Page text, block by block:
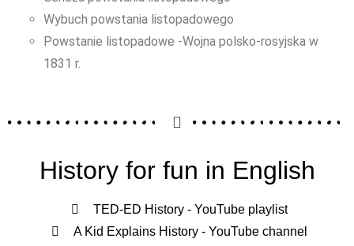
Wybuch powstania listopadowego
Powstanie listopadowe -Wojna polsko-rosyjska w
1831 r.
History for fun in English
TED-ED History - YouTube playlist
A Kid Explains History - YouTube channel